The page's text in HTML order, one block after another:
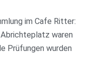
im Cafe Ritter:
waren
Prüfungen wurden